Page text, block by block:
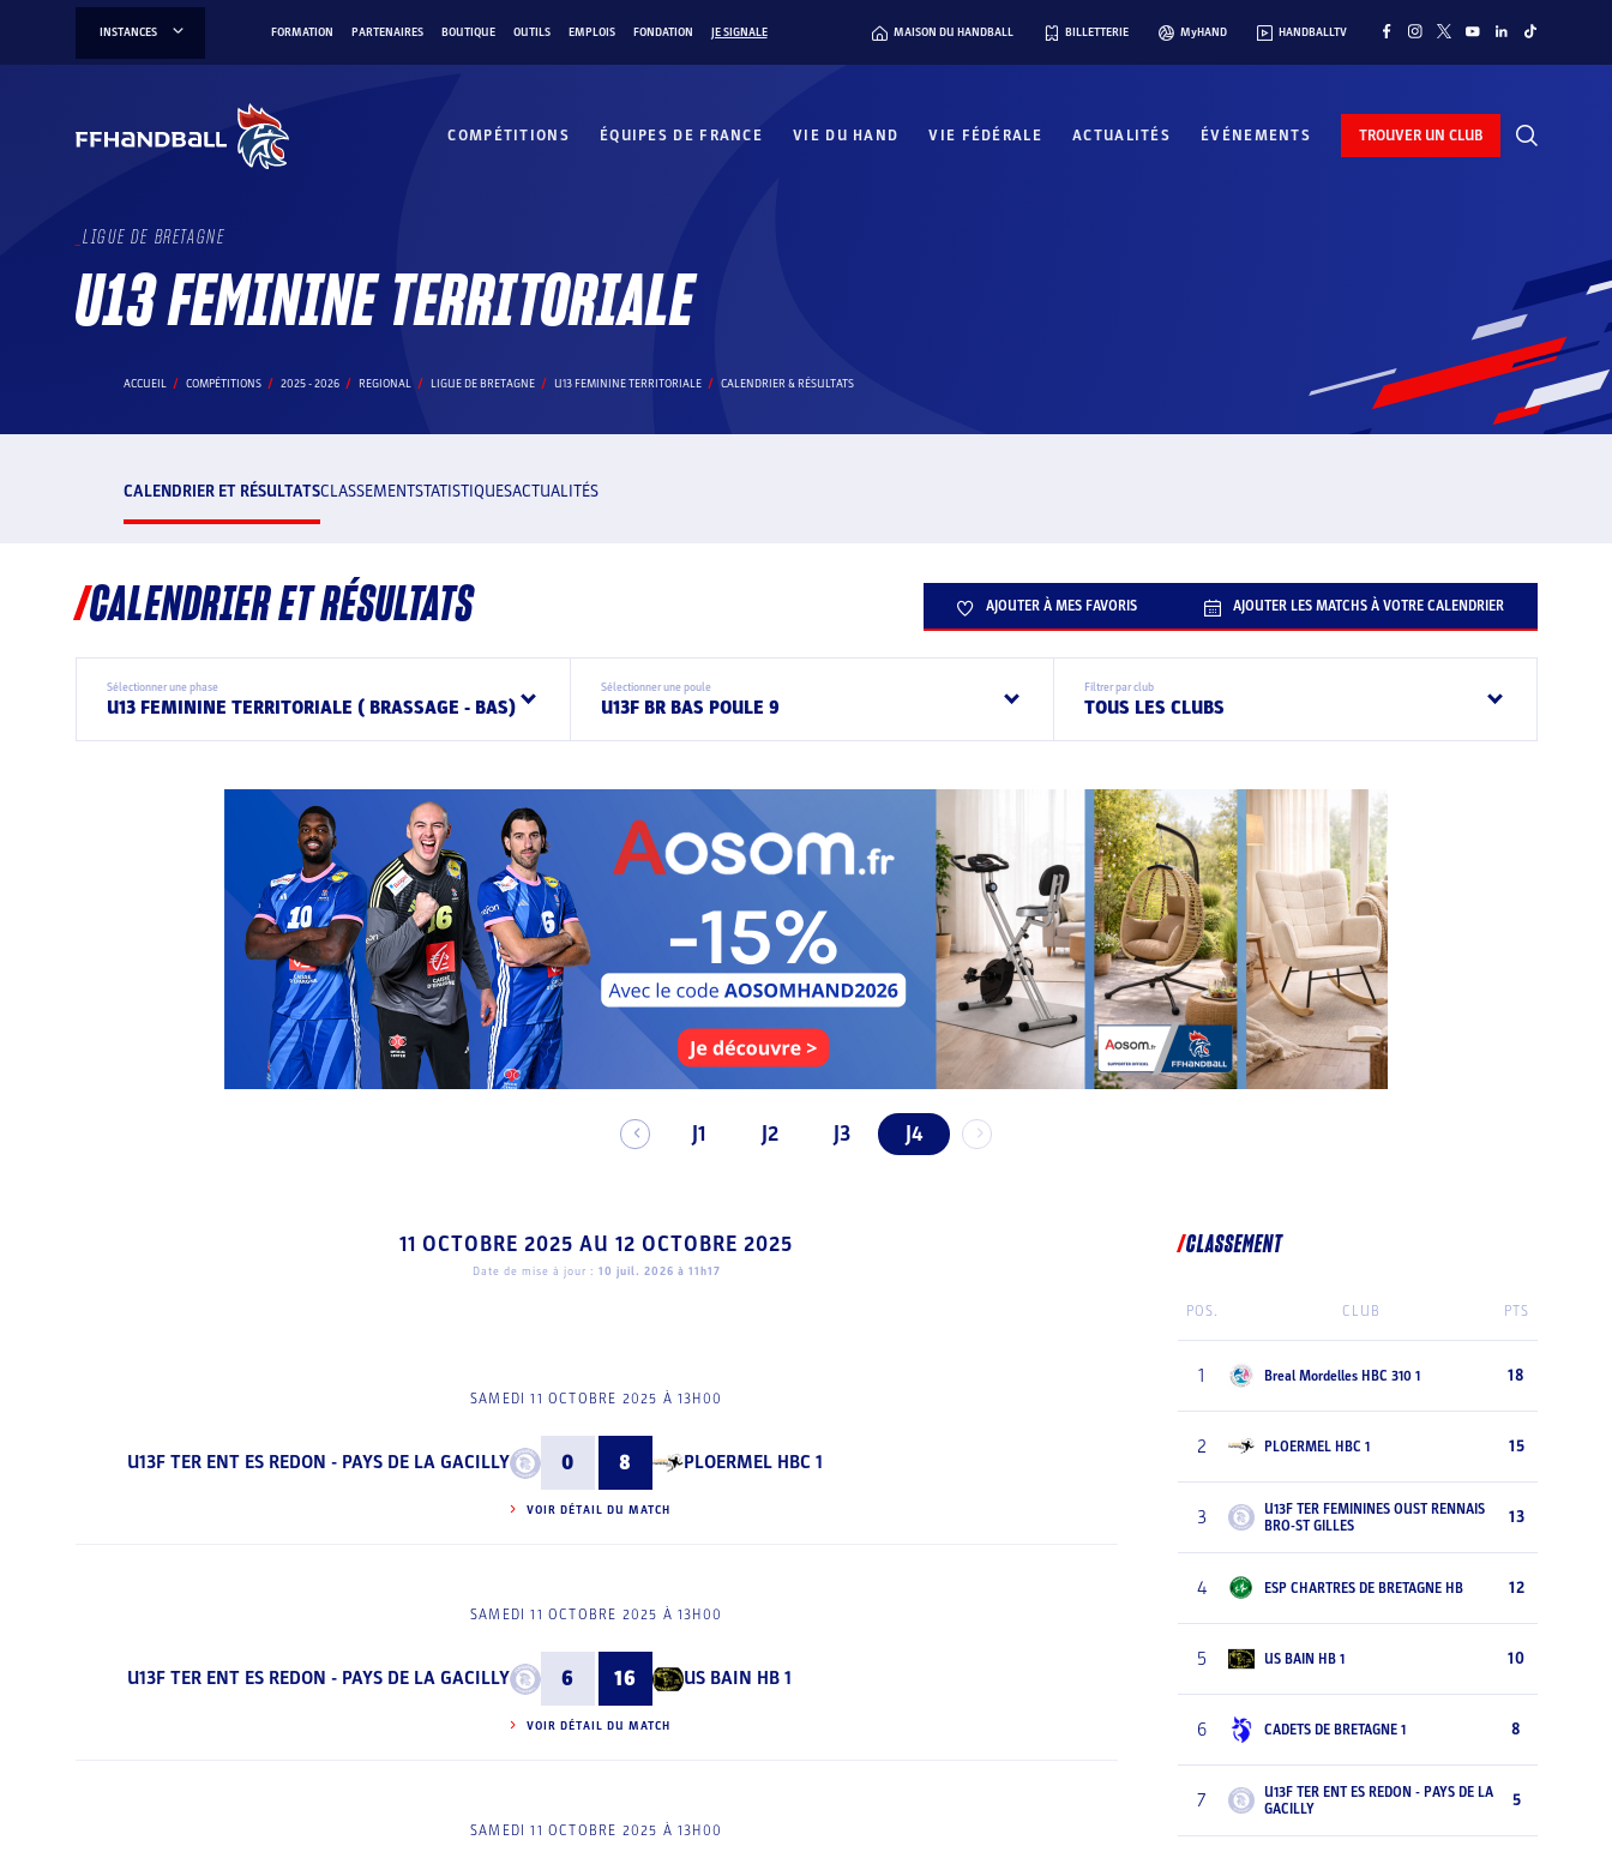
INSTANCES FORMATION PARTENAIRES BOUTIQUE OUTILS EMPLOIS FONDATION JE SIGNALE MAISON DU HANDBALL BILLETTERIE MyHAND HANDBALLTV
COMPÉTITIONS ÉQUIPES DE FRANCE VIE DU HAND VIE FÉDÉRALE ACTUALITÉS ÉVÉNEMENTS TROUVER UN CLUB
LIGUE DE BRETAGNE
U13 FEMININE TERRITORIALE
ACCUEIL COMPÉTITIONS 2025 - 2026 REGIONAL LIGUE DE BRETAGNE U13 FEMININE TERRITORIALE CALENDRIER & RÉSULTATS
CALENDRIER ET RÉSULTATSCLASSEMENTSTATISTIQUESACTUALITÉS
CALENDRIER ET RÉSULTATS AJOUTER À MES FAVORIS AJOUTER LES MATCHS À VOTRE CALENDRIER
Sélectionner une phase
U13 FEMININE TERRITORIALE ( BRASSAGE - BAS)
Sélectionner une poule
U13F BR BAS POULE 9
Filtrer par club
TOUS LES CLUBS
J1 J2 J3 J4
11 OCTOBRE 2025 AU 12 OCTOBRE 2025
Date de mise à jour : 10 juil. 2026 à 11h17
SAMEDI 11 OCTOBRE 2025 À 13H00
U13F TER ENT ES REDON - PAYS DE LA GACILLY 0 8 PLOERMEL HBC 1
VOIR DÉTAIL DU MATCH
SAMEDI 11 OCTOBRE 2025 À 13H00
U13F TER ENT ES REDON - PAYS DE LA GACILLY 6 16 US BAIN HB 1
VOIR DÉTAIL DU MATCH
SAMEDI 11 OCTOBRE 2025 À 13H00
CLASSEMENT
POS. CLUB PTS
1 Breal Mordelles HBC 310 1 18
2 PLOERMEL HBC 1 15
3
U13F TER FEMININES OUST RENNAIS
BRO-ST GILLES
13
4 ESP CHARTRES DE BRETAGNE HB 12
5 US BAIN HB 1 10
6 CADETS DE BRETAGNE 1 8
7
U13F TER ENT ES REDON - PAYS DE LA
GACILLY
5